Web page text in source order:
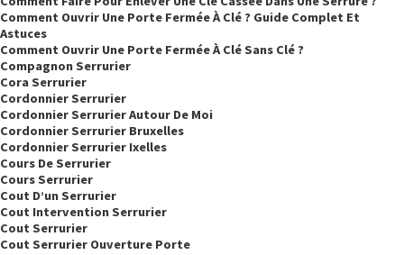
Comment Ouvrir Une Porte Fermée À Clé ? Guide Complet Et
Astuces
Comment Ouvrir Une Porte Fermée À Clé Sans Clé ?
Compagnon Serrurier
Cora Serrurier
Cordonnier Serrurier
Cordonnier Serrurier Autour De Moi
Cordonnier Serrurier Bruxelles
Cordonnier Serrurier Ixelles
Cours De Serrurier
Cours Serrurier
Cout D’un Serrurier
Cout Intervention Serrurier
Cout Serrurier
Cout Serrurier Ouverture Porte